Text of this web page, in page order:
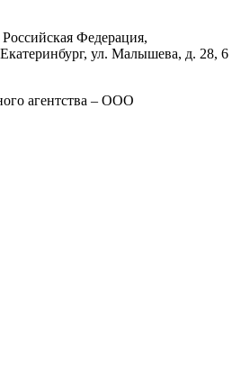
Российская Федерация,
Екатеринбург, ул. Малышева, д. 28, 6
агентства – ООО